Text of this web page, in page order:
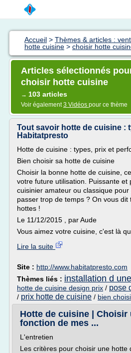
Accueil > Thèmes & articles :
hotte cuisine > choisir hotte
Articles sélectionnés
choisir hotte cuisine
→ 103 articles
Voir également3 Vidéos pour ce thème
Tout savoir hotte de cuisine :
Habitatpresto
Hotte de cuisine : types, prix et
Bien choisir sa hotte de cuisine
Choisir la bonne hotte de cuisine,
votre future utilisation. Puissante et
cuisinier amateur ou classique
passer trop de temps ? On vous dit
hottes !
Le 11/12/2015 , par Aude
Vous aimez votre cuisine, c'est là
Lire la suite
Site : http://www.habitatpresto.com
Thèmes liés : installation d
hotte de cuisine design prix / pose
/ prix hotte de cuisine / bien
Hotte de cuisine | Choisir
fonction de mes ...
L'entretien
Les critères pour choisir une hotte